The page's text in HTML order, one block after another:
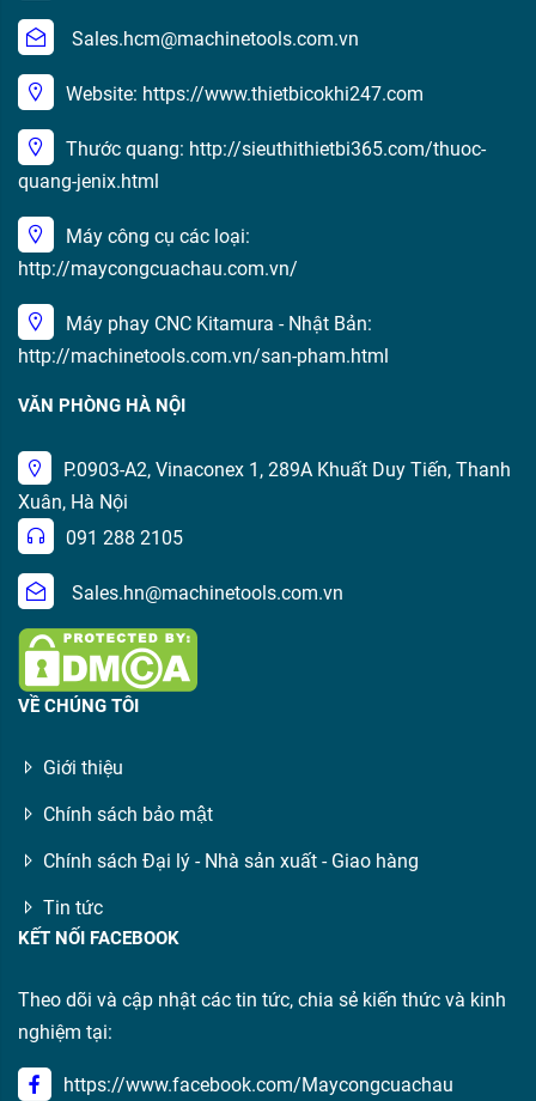
Sales.hcm@machinetools.com.vn
Website: https://www.thietbicokhi247.com
Thước quang: http://sieuthithietbi365.com/thuoc-
quang-jenix.html
Máy công cụ các loại:
http://maycongcuachau.com.vn/
Máy phay CNC Kitamura - Nhật Bản:
http://machinetools.com.vn/san-pham.html
VĂN PHÒNG HÀ NỘI
P.0903-A2, Vinaconex 1, 289A Khuất Duy Tiến, Thanh
Xuân, Hà Nội
091 288 2105
Sales.hn@machinetools.com.vn
VỀ CHÚNG TÔI
Giới thiệu
Chính sách bảo mật
Chính sách Đại lý - Nhà sản xuất - Giao hàng
Tin tức
KẾT NỐI FACEBOOK
Theo dõi và cập nhật các tin tức, chia sẻ kiến thức và kinh
nghiệm tại:
https://www.facebook.com/Maycongcuachau